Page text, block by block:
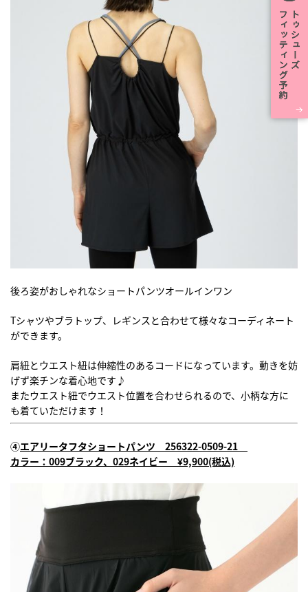
後ろ姿がおしゃれなショートパンツオールインワン
Tシャツやブラトップ、レギンスと合わせて様々なコーディネート
ができます。
肩紐とウエスト紐は伸縮性のあるコードになっています。動きを妨
げず楽チンな着心地です♪
またウエスト紐でウエスト位置を合わせられるので、小柄な方に
も着ていただけます！
④エアリータフタショートパンツ 256322-0509-21
カラー：009ブラック、029ネイビー ¥9,900(税込)